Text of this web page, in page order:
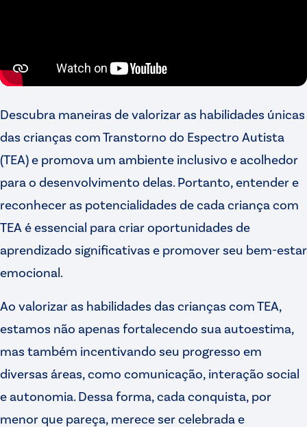
Descubra maneiras de valorizar as habilidades únicas
das crianças com Transtorno do Espectro Autista
(TEA) e promova um ambiente inclusivo e acolhedor
para o desenvolvimento delas. Portanto, entender e
reconhecer as potencialidades de cada criança com
TEA é essencial para criar oportunidades de
aprendizado significativas e promover seu bem-estar
emocional.
Ao valorizar as habilidades das crianças com TEA,
estamos não apenas fortalecendo sua autoestima,
mas também incentivando seu progresso em
diversas áreas, como comunicação, interação social
e autonomia. Dessa forma, cada conquista, por
menor que pareça, merece ser celebrada e